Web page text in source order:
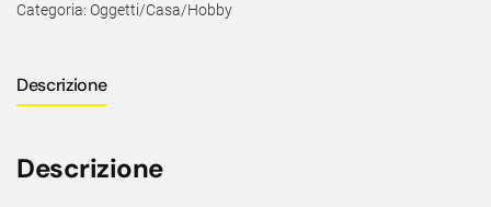
Categoria: Oggetti/Casa/Hobby
Descrizione
Descrizione